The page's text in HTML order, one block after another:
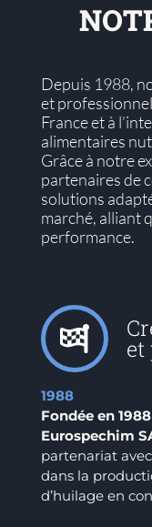
Depuis 1988,
et
France et à
alimentaires
Grâce à notre
partenaires de
solutions
marché, alliant
performance.
et
1988
Fondée en 1988
Eurospechim
partenariat
dans la
d’huilage en